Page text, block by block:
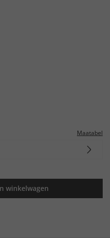
Maatabel
winkelwagen